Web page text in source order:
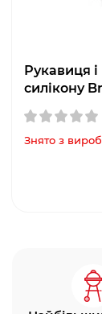
Рукавиця
силікону
Знято з